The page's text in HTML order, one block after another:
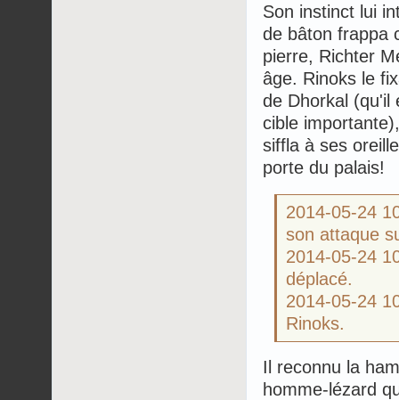
Son instinct lui
de bâton frappa
pierre, Richter
âge. Rinoks le
de Dhorkal (qu'il
cible
siffla à ses
porte du palais!
2014-05-24
son attaque
2014-05-24
déplacé.
2014-05-24
Rinoks.
Il reconnu la
homme-lézard